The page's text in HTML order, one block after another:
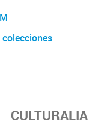
CULTURALIA